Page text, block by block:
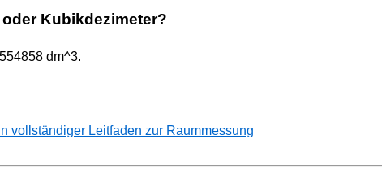
Kubikdezimeter?
dm^3.
vollständiger Leitfaden zur Raummessung